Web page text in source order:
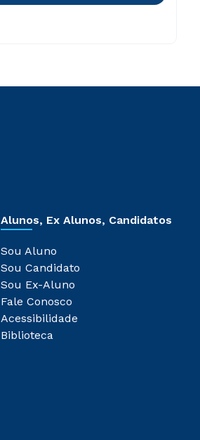
Alunos, Ex Alunos, Candidatos
Sou Aluno
Sou Candidato
Sou Ex-Aluno
Fale Conosco
Acessibilidade
Biblioteca